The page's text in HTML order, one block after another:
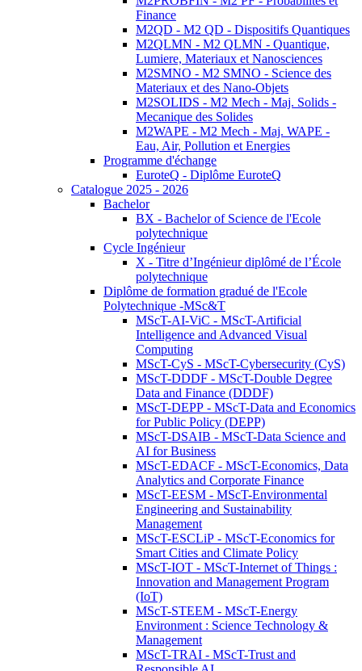
Finance
M2QD - M2 QD - Dispositifs Quantiques
M2QLMN - M2 QLMN - Quantique,
Lumiere, Materiaux et Nanosciences
M2SMNO - M2 SMNO - Science des
Materiaux et des Nano-Objets
M2SOLIDS - M2 Mech - Maj. Solids -
Mecanique des Solides
M2WAPE - M2 Mech - Maj. WAPE -
Eau, Air, Pollution et Energies
Programme d'échange
EuroteQ - Diplôme EuroteQ
Catalogue 2025 - 2026
Bachelor
BX - Bachelor of Science de l'Ecole
polytechnique
Cycle Ingénieur
X - Titre d’Ingénieur diplômé de l’École
polytechnique
Diplôme de formation gradué de l'Ecole
Polytechnique -MSc&T
MScT-AI-ViC - MScT-Artificial
Intelligence and Advanced Visual
Computing
MScT-CyS - MScT-Cybersecurity (CyS)
MScT-DDDF - MScT-Double Degree
Data and Finance (DDDF)
MScT-DEPP - MScT-Data and Economics
for Public Policy (DEPP)
MScT-DSAIB - MScT-Data Science and
AI for Business
MScT-EDACF - MScT-Economics, Data
Analytics and Corporate Finance
MScT-EESM - MScT-Environmental
Engineering and Sustainability
Management
MScT-ESCLiP - MScT-Economics for
Smart Cities and Climate Policy
MScT-IOT - MScT-Internet of Things :
Innovation and Management Program
(IoT)
MScT-STEEM - MScT-Energy
Environment : Science Technology &
Management
MScT-TRAI - MScT-Trust and